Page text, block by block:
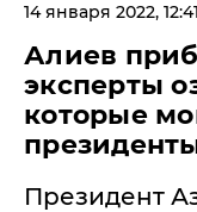
14 января 2022, 12:41
​Алиев
эксперты
которые
Президент